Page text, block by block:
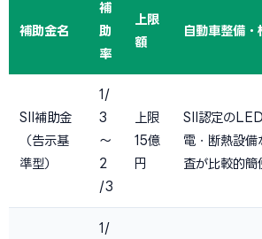
補助金名
補
助
率
上限
額
自動車整備
SII補助金
（告示基
準型）
1/
3
〜
2
/3
上限
15億
円
SII認定の
電・断熱設備
査が比較的簡
1/